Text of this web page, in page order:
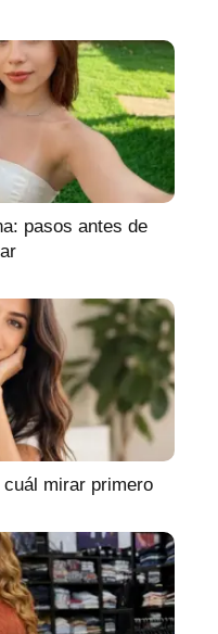
pasos antes de
mirar primero